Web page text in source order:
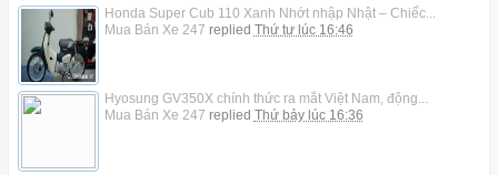
Honda Super Cub 110 Xanh Nhớt nhập Nhật – Chiếc...
Mua Bán Xe 247 replied Thứ tư lúc 16:46
Hyosung GV350X chính thức ra mắt Việt Nam, động...
Mua Bán Xe 247 replied Thứ bảy lúc 16:36